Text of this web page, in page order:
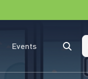
EventsZoeken